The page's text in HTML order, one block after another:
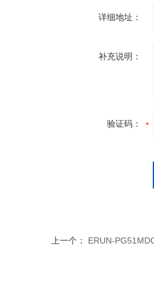
详细地址：
补充说明：
验证码：
上一个： ERUN-